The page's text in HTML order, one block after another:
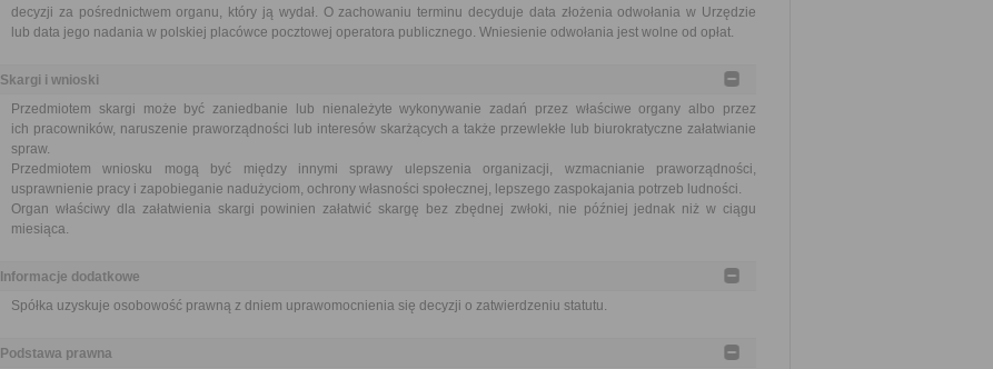
decyzji za pośrednictwem organu, który ją wydał. O zachowaniu terminu decyduje data złożenia odwołania w Urzędzie
lub data jego nadania w polskiej placówce pocztowej operatora publicznego. Wniesienie odwołania jest wolne od opłat.
Skargi i wnioski
Przedmiotem skargi może być zaniedbanie lub nienależyte wykonywanie zadań przez właściwe organy albo przez
ich pracowników, naruszenie praworządności lub interesów skarżących a także przewlekłe lub biurokratyczne załatwianie
spraw.
Przedmiotem wniosku mogą być między innymi sprawy ulepszenia organizacji, wzmacnianie praworządności,
usprawnienie pracy i zapobieganie nadużyciom, ochrony własności społecznej, lepszego zaspokajania potrzeb ludności.
Organ właściwy dla załatwienia skargi powinien załatwić skargę bez zbędnej zwłoki, nie później jednak niż w ciągu
miesiąca.
Informacje dodatkowe
Spółka uzyskuje osobowość prawną z dniem uprawomocnienia się decyzji o zatwierdzeniu statutu.
Podstawa prawna